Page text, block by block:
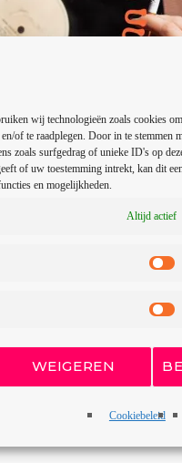
wij technologieën zoals cookies om
of te raadplegen. Door in te stemmen
zoals surfgedrag of unieke ID's op
of uw toestemming intrekt, kan dit
en mogelijkheden.
Altijd actief
WEIGEREN
Cookiebeleid